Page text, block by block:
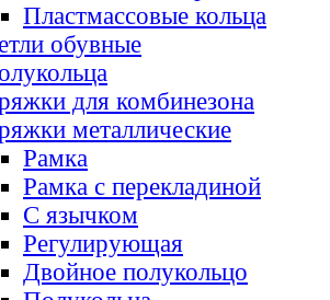
Пластмассовые кольца
обувные
для комбинезона
металлические
Рамка
Рамка с перекладиной
С язычком
Регулирующая
Двойное полукольцо